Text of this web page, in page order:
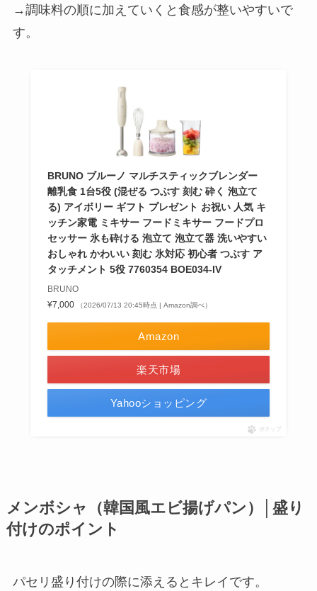
→調味料の順に加えていくと食感が整いやすいで
す。
BRUNO ブルーノ マルチスティックブレンダー
離乳食 1台5役 (混ぜる つぶす 刻む 砕く 泡立て
る) アイボリー ギフト プレゼント お祝い 人気 キ
ッチン家電 ミキサー フードミキサー フードプロ
セッサー 氷も砕ける 泡立て 泡立て器 洗いやすい
おしゃれ かわいい 刻む 氷対応 初心者 つぶす ア
タッチメント 5役 7760354 BOE034-IV
BRUNO
¥7,000
（2026/07/13 20:45時点 | Amazon調べ）
Amazon
楽天市場
Yahooショッピング
ポチップ
メンボシャ（韓国風エビ揚げパン）│盛り
付けのポイント
パセリ盛り付けの際に添えるとキレイです。